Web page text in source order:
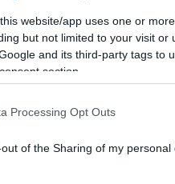
website/app uses one or
but not limited to your visit
and its third-party tags to
section.
Processing Opt Outs
of the Sharing of my personal
volt értelmezhető. A
és az érzékeik útján